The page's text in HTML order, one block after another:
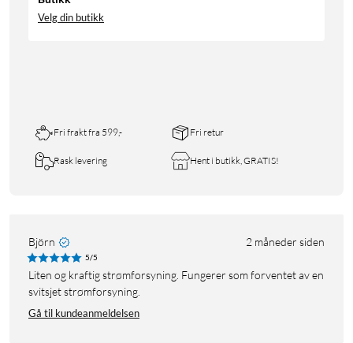
Velg din butikk
Fri frakt fra 599,- Fri retur
Rask levering Hent i butikk, GRATIS!
Björn 2 måneder siden
5/5
Liten og kraftig strømforsyning. Fungerer som forventet av en
svitsjet strømforsyning.
Gå til kundeanmeldelsen